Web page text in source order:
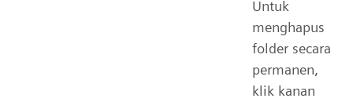
Untuk
menghapus
folder secara
permanen,
klik kanan